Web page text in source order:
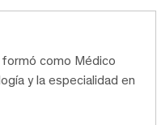
como Médico
y la especialidad en